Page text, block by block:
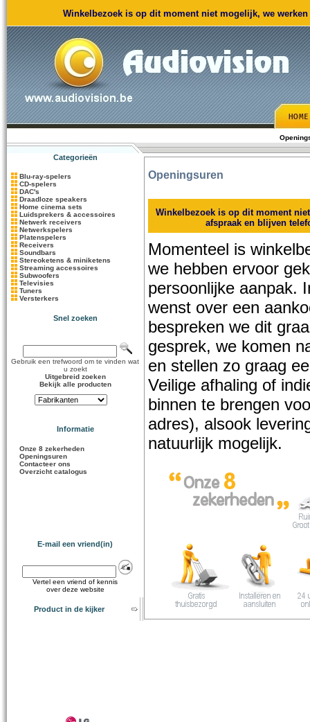
Winkelbezoek is op dit moment niet mogelijk, we
Categorieën
Blu-ray-spelers
CD-spelers
DAC's
Draadloze speakers
Home cinema sets
Luidsprekers & accessoires
Netwerk receivers
Netwerkspelers
Platenspelers
Receivers
Soundbars
Stereoketens & miniketens
Streaming accessoires
Subwoofers
Televisies
Tuners
Versterkers
Snel zoeken
Gebruik een trefwoord om te vinden wat
u zoekt
Uitgebreid zoeken
Bekijk alle producten
Informatie
Onze 8 zekerheden
Openingsuren
Contacteer ons
Overzicht catalogus
E-mail een vriend(in)
Vertel een vriend of kennis
over deze website
Product in de kijker
Openingsuren
Winkelbezoek is op dit moment
afspraak en blijven
Momenteel is
we hebben ervoor
persoonlijke aanpak.
wenst over een
bespreken we dit
gesprek, we komen
en stellen zo graag
Veilige afhaling of
binnen te brengen
adres), alsook
natuurlijk mogelijk.